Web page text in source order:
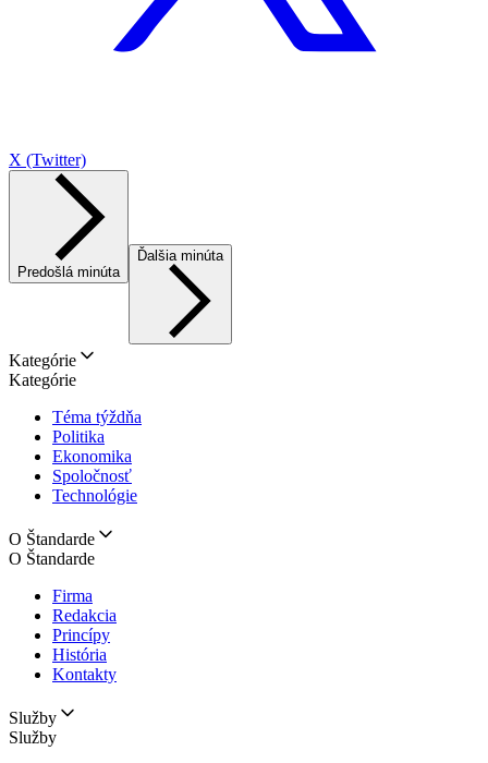
X (Twitter)
Predošlá minúta
Ďalšia minúta
Kategórie
Kategórie
Téma týždňa
Politika
Ekonomika
Spoločnosť
Technológie
O Štandarde
O Štandarde
Firma
Redakcia
Princípy
História
Kontakty
Služby
Služby